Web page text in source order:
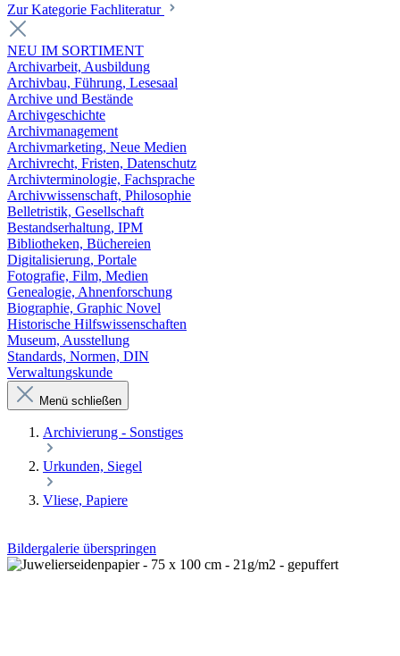
Zur Kategorie Fachliteratur
NEU IM SORTIMENT
Archivarbeit, Ausbildung
Archivbau, Führung, Lesesaal
Archive und Bestände
Archivgeschichte
Archivmanagement
Archivmarketing, Neue Medien
Archivrecht, Fristen, Datenschutz
Archivterminologie, Fachsprache
Archivwissenschaft, Philosophie
Belletristik, Gesellschaft
Bestandserhaltung, IPM
Bibliotheken, Büchereien
Digitalisierung, Portale
Fotografie, Film, Medien
Genealogie, Ahnenforschung
Biographie, Graphic Novel
Historische Hilfswissenschaften
Museum, Ausstellung
Standards, Normen, DIN
Verwaltungskunde
Menü schließen
Archivierung - Sonstiges
Urkunden, Siegel
Vliese, Papiere
Bildergalerie überspringen